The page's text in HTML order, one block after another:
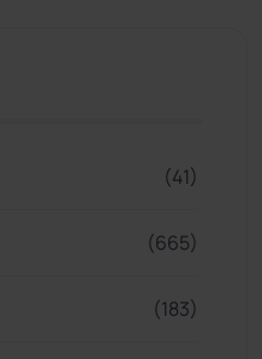
(41)
(665)
(183)